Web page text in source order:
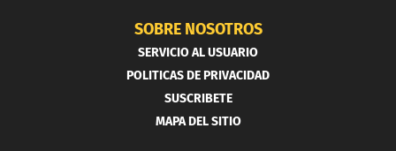
SOBRE NOSOTROS
SERVICIO AL USUARIO
POLITICAS DE PRIVACIDAD
SUSCRIBETE
MAPA DEL SITIO